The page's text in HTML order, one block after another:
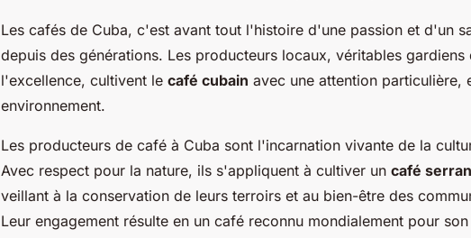
Les cafés de Cuba, c'est avant tout l'histoire d'une passion et d'un
depuis des générations. Les producteurs locaux, véritables
l'excellence, cultivent le café cubain avec une attention particulière,
environnement.
Les producteurs de café à Cuba sont l'incarnation vivante de la
Avec respect pour la nature, ils s'appliquent à cultiver un café
veillant à la conservation de leurs terroirs et au bien-être des
Leur engagement résulte en un café reconnu mondialement pour